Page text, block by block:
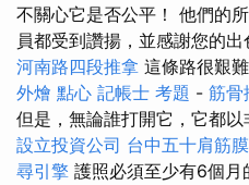
不關心它是否公平！ 他們的
員都受到讚揚，並感謝您的出
河南路四段推拿 這條路很艱難
外燴 點心 記帳士 考題 - 筋骨
但是，無論誰打開它，它都以
設立投資公司 台中五十肩筋膜
尋引擎 護照必須至少有6個月